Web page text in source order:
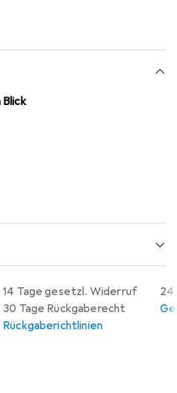
Anti-Fingerprint-
und die Reinigung erleichtert.
0,2 mm bleibt die Klarheit des
während die blasenfreie
Entfernung ohne
eine 10-jährige Garantie,
des Produkts
14 Tage gesetzl. Widerruf
30 Tage Rückgaberecht
Rückgaberichtlinien
24